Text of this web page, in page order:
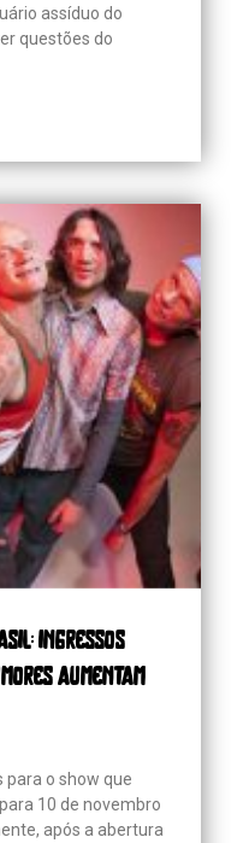
assíduo do
questões do
ingressos
aumentam
o show que
10 de novembro
após a abertura